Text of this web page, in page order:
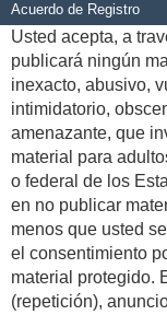
Acuerdo de Registro
Usted acepta, a
publicará ningún
inexacto, abusivo,
intimidatorio,
amenazante, que
material para
o federal de los
en no publicar
menos que usted
el consentimiento
material protegido.
(repetición),